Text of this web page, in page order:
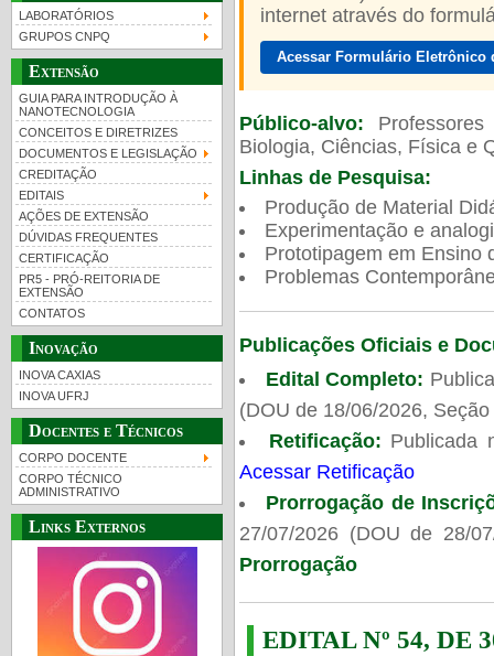
LABORATÓRIOS
GRUPOS CNPQ
Extensão
GUIA PARA INTRODUÇÃO À
NANOTECNOLOGIA
CONCEITOS E DIRETRIZES
DOCUMENTOS E LEGISLAÇÃO
CREDITAÇÃO
EDITAIS
AÇÕES DE EXTENSÃO
DÚVIDAS FREQUENTES
CERTIFICAÇÃO
PR5 - PRÓ-REITORIA DE
EXTENSÃO
CONTATOS
Inovação
INOVA CAXIAS
INOVA UFRJ
Docentes e Técnicos
CORPO DOCENTE
CORPO TÉCNICO
ADMINISTRATIVO
Links Externos
internet através do
Acessar Formulário
Público-alvo:
Biologia, Ciências, Física e
Linhas de Pesquisa:
Produção de Material
Experimentação e
Prototipagem em Ensino
Problemas
Publicações Oficiais e
Edital Completo:
(DOU de 18/06/2026,
Retificação: Publicada
Acessar Retificação
Prorrogação de
27/07/2026 (DOU de 28/
Prorrogação
EDITAL Nº 54, DE